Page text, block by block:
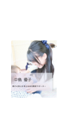
2026.01.11